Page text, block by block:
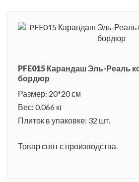
PFE015 Карандаш Эль-Реаль
бордюр
Размер: 20*20 см
Вес: 0.066 кг
Плиток в упаковке: 32 шт.
Товар снят с производства.